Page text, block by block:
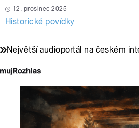
12. prosinec 2025
Historické povídky
Největší audioportál na českém